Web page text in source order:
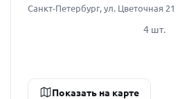
Санкт-Петербург, ул. Цветочная 21
4 шт.
Показать на карте